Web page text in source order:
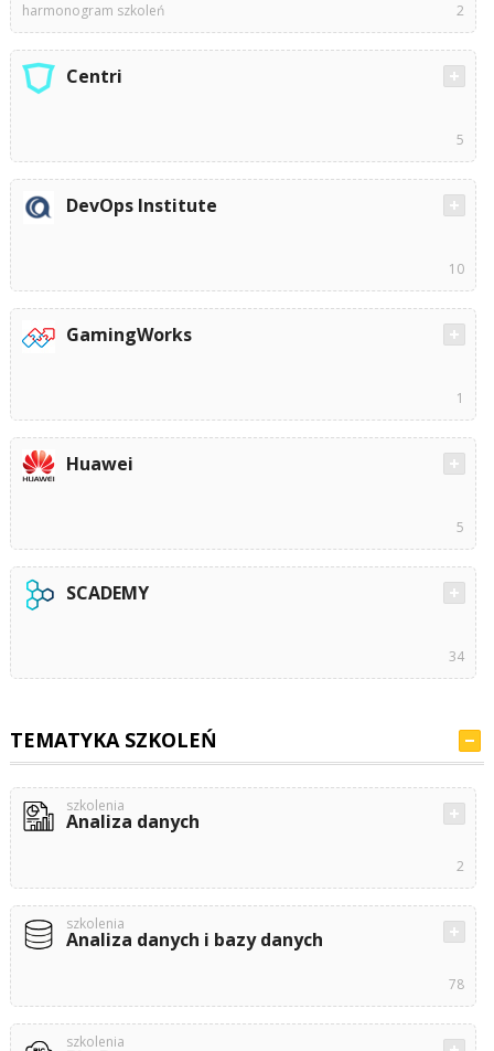
harmonogram szkoleń 2
Centri
5
DevOps Institute
10
GamingWorks
1
Huawei
5
SCADEMY
34
TEMATYKA SZKOLEŃ
szkolenia
Analiza danych
2
szkolenia
Analiza danych i bazy danych
78
szkolenia